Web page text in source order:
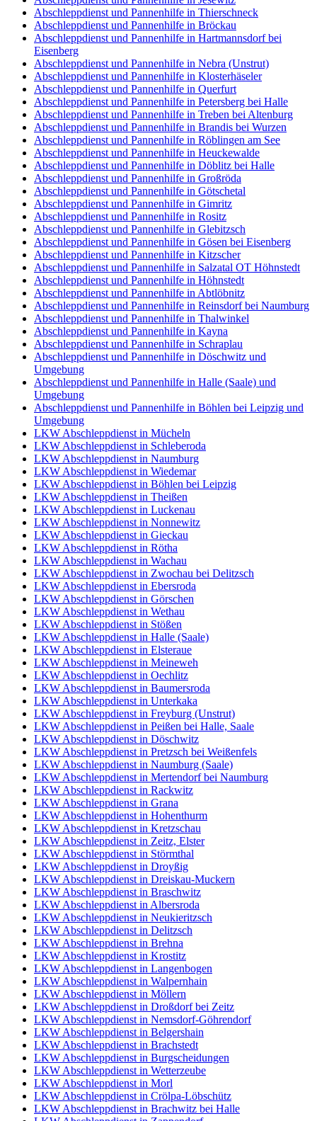
Abschleppdienst und Pannenhilfe in Thierschneck
Abschleppdienst und Pannenhilfe in Bröckau
Abschleppdienst und Pannenhilfe in Hartmannsdorf bei
Eisenberg
Abschleppdienst und Pannenhilfe in Nebra (Unstrut)
Abschleppdienst und Pannenhilfe in Klosterhäseler
Abschleppdienst und Pannenhilfe in Querfurt
Abschleppdienst und Pannenhilfe in Petersberg bei Halle
Abschleppdienst und Pannenhilfe in Treben bei Altenburg
Abschleppdienst und Pannenhilfe in Brandis bei Wurzen
Abschleppdienst und Pannenhilfe in Röblingen am See
Abschleppdienst und Pannenhilfe in Heuckewalde
Abschleppdienst und Pannenhilfe in Döblitz bei Halle
Abschleppdienst und Pannenhilfe in Großröda
Abschleppdienst und Pannenhilfe in Götschetal
Abschleppdienst und Pannenhilfe in Gimritz
Abschleppdienst und Pannenhilfe in Rositz
Abschleppdienst und Pannenhilfe in Glebitzsch
Abschleppdienst und Pannenhilfe in Gösen bei Eisenberg
Abschleppdienst und Pannenhilfe in Kitzscher
Abschleppdienst und Pannenhilfe in Salzatal OT Höhnstedt
Abschleppdienst und Pannenhilfe in Höhnstedt
Abschleppdienst und Pannenhilfe in Abtlöbnitz
Abschleppdienst und Pannenhilfe in Reinsdorf bei Naumburg
Abschleppdienst und Pannenhilfe in Thalwinkel
Abschleppdienst und Pannenhilfe in Kayna
Abschleppdienst und Pannenhilfe in Schraplau
Abschleppdienst und Pannenhilfe in Döschwitz und
Umgebung
Abschleppdienst und Pannenhilfe in Halle (Saale) und
Umgebung
Abschleppdienst und Pannenhilfe in Böhlen bei Leipzig und
Umgebung
LKW Abschleppdienst in Mücheln
LKW Abschleppdienst in Schleberoda
LKW Abschleppdienst in Naumburg
LKW Abschleppdienst in Wiedemar
LKW Abschleppdienst in Böhlen bei Leipzig
LKW Abschleppdienst in Theißen
LKW Abschleppdienst in Luckenau
LKW Abschleppdienst in Nonnewitz
LKW Abschleppdienst in Gieckau
LKW Abschleppdienst in Rötha
LKW Abschleppdienst in Wachau
LKW Abschleppdienst in Zwochau bei Delitzsch
LKW Abschleppdienst in Ebersroda
LKW Abschleppdienst in Görschen
LKW Abschleppdienst in Wethau
LKW Abschleppdienst in Stößen
LKW Abschleppdienst in Halle (Saale)
LKW Abschleppdienst in Elsteraue
LKW Abschleppdienst in Meineweh
LKW Abschleppdienst in Oechlitz
LKW Abschleppdienst in Baumersroda
LKW Abschleppdienst in Unterkaka
LKW Abschleppdienst in Freyburg (Unstrut)
LKW Abschleppdienst in Peißen bei Halle, Saale
LKW Abschleppdienst in Döschwitz
LKW Abschleppdienst in Pretzsch bei Weißenfels
LKW Abschleppdienst in Naumburg (Saale)
LKW Abschleppdienst in Mertendorf bei Naumburg
LKW Abschleppdienst in Rackwitz
LKW Abschleppdienst in Grana
LKW Abschleppdienst in Hohenthurm
LKW Abschleppdienst in Kretzschau
LKW Abschleppdienst in Zeitz, Elster
LKW Abschleppdienst in Störmthal
LKW Abschleppdienst in Droyßig
LKW Abschleppdienst in Dreiskau-Muckern
LKW Abschleppdienst in Braschwitz
LKW Abschleppdienst in Albersroda
LKW Abschleppdienst in Neukieritzsch
LKW Abschleppdienst in Delitzsch
LKW Abschleppdienst in Brehna
LKW Abschleppdienst in Krostitz
LKW Abschleppdienst in Langenbogen
LKW Abschleppdienst in Walpernhain
LKW Abschleppdienst in Möllern
LKW Abschleppdienst in Droßdorf bei Zeitz
LKW Abschleppdienst in Nemsdorf-Göhrendorf
LKW Abschleppdienst in Belgershain
LKW Abschleppdienst in Brachstedt
LKW Abschleppdienst in Burgscheidungen
LKW Abschleppdienst in Wetterzeube
LKW Abschleppdienst in Morl
LKW Abschleppdienst in Crölpa-Löbschütz
LKW Abschleppdienst in Brachwitz bei Halle